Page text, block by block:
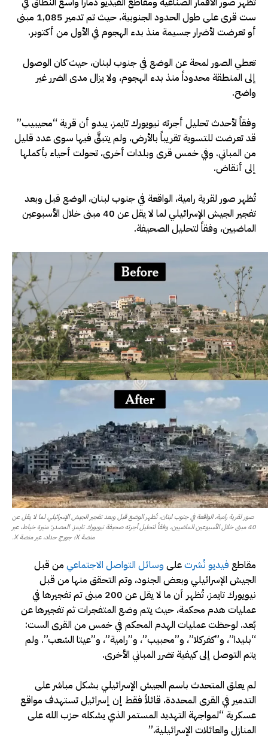
ست قرى على طول الحدود الجنوبية، حيث تم تدمير 1,085 مبنى
أو تعرضت لأضرار جسيمة منذ بدء الهجوم في الأول من أكتوبر.
تعطي الصور لمحة عن الوضع في جنوب لبنان، حيث كان الوصول
إلى المنطقة محدوداً منذ بدء الهجوم، ولا يزال مدى الضرر غير
واضح.
وفقاً لأحدث تحليل أجرته نيويورك تايمز، يبدو أن قرية “محيبيب”
قد تعرضت للتسوية تقريباً بالأرض، ولم يتبقَّ فيها سوى عدد قليل
من المباني. وفي خمس قرى وبلدات أخرى، تحولت أحياء بأكملها
إلى أنقاض.
تُظهر صور لقرية رامية، الواقعة في جنوب لبنان، الوضع قبل وبعد
تفجير الجيش الإسرائيلي لما لا يقل عن 40 مبنى خلال الأسبوعين
الماضيين، وفقاً لتحليل الصحيفة.
صور لقرية رامية، الواقعة في جنوب لبنان، تُظهر الوضع قبل وبعد تفجير الجيش الإسرائيلي لما لا يقل عن
40 مبنى خلال الأسبوعين الماضيين، وفقاً لتحليل أجرته صحيفة نيويورك تايمز. المصدر: منيرة خياط، عبر
منصة X؛ جورج حداد، عبر منصة X.
مقاطع فيديو نُشرتعلى وسائل التواصل الاجتماعي من قبل
الجيش الإسرائيلي وبعض الجنود، وتم التحقق منها من قبل
نيويورك تايمز، تُظهر أن ما لا يقل عن 200 مبنى تم تفجيرها في
عمليات هدم محكمة، حيث يتم وضع المتفجرات ثم تفجيرها عن
بُعد. لوحظت عمليات الهدم المحكم في خمس من القرى الست:
“بليدا”، و”كفركلا”، و”محبيب”، و”رامية”، و”عيتا الشعب”. ولم
يتم التوصل إلى كيفية تضرر المباني الأخرى.
لم يعلق المتحدث باسم الجيش الإسرائيلي بشكل مباشر على
التدمير في القرى المحددة، قائلاً فقط إن إسرائيل تستهدف مواقع
عسكرية “لمواجهة التهديد المستمر الذي يشكله حزب الله على
المنازل والعائلات الإسرائيلية.”